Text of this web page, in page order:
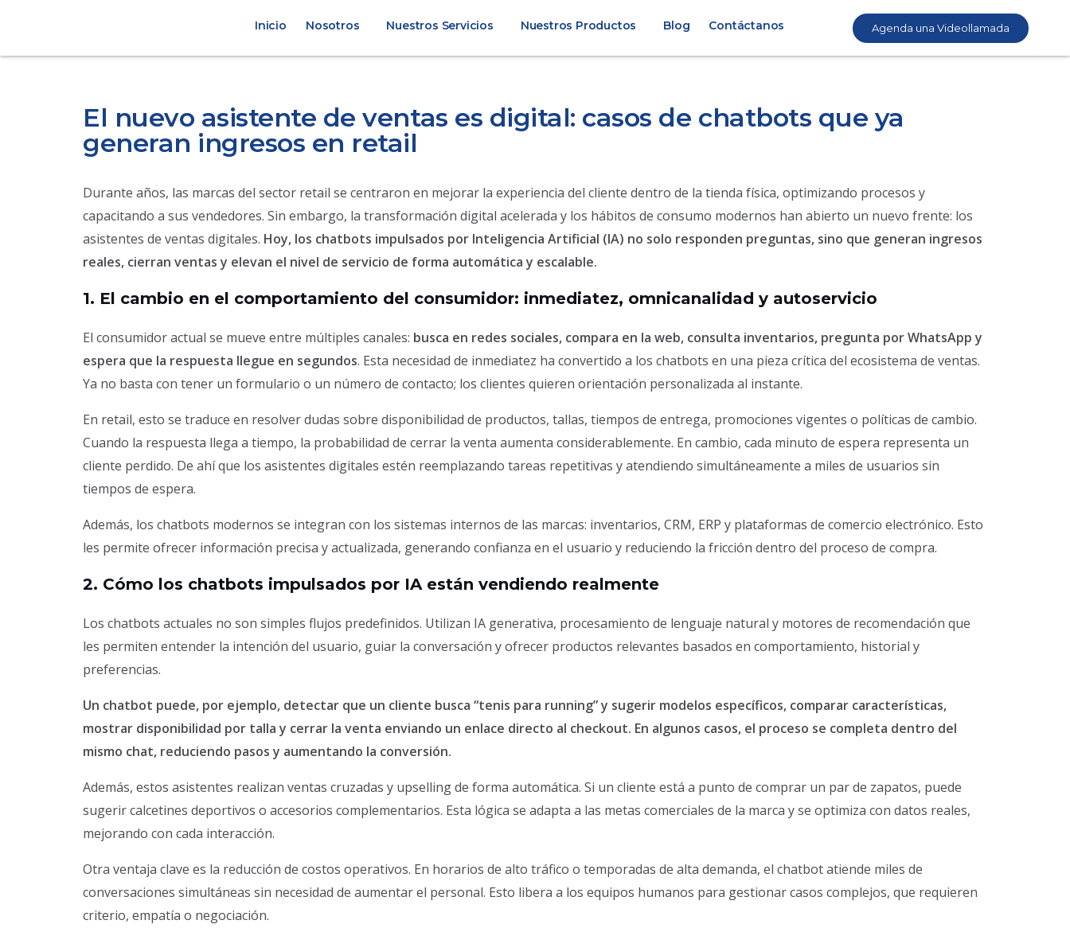
contenido
Inicio Nosotros Nuestros Servicios Nuestros Productos Blog Contáctanos Agenda una Videollamada
El nuevo asistente de ventas es digital: casos de chatbots que ya
generan ingresos en retail
Durante años, las marcas del sector retail se centraron en mejorar la experiencia del cliente dentro de la tienda física, optimizando procesos y
capacitando a sus vendedores. Sin embargo, la transformación digital acelerada y los hábitos de consumo modernos han abierto un nuevo frente: los
asistentes de ventas digitales. Hoy, los chatbots impulsados por Inteligencia Artificial (IA) no solo responden preguntas, sino que generan ingresos
reales, cierran ventas y elevan el nivel de servicio de forma automática y escalable.
1. El cambio en el comportamiento del consumidor: inmediatez, omnicanalidad y autoservicio
El consumidor actual se mueve entre múltiples canales: busca en redes sociales, compara en la web, consulta inventarios, pregunta por WhatsApp y
espera que la respuesta llegue en segundos. Esta necesidad de inmediatez ha convertido a los chatbots en una pieza crítica del ecosistema de ventas.
Ya no basta con tener un formulario o un número de contacto; los clientes quieren orientación personalizada al instante.
En retail, esto se traduce en resolver dudas sobre disponibilidad de productos, tallas, tiempos de entrega, promociones vigentes o políticas de cambio.
Cuando la respuesta llega a tiempo, la probabilidad de cerrar la venta aumenta considerablemente. En cambio, cada minuto de espera representa un
cliente perdido. De ahí que los asistentes digitales estén reemplazando tareas repetitivas y atendiendo simultáneamente a miles de usuarios sin
tiempos de espera.
Además, los chatbots modernos se integran con los sistemas internos de las marcas: inventarios, CRM, ERP y plataformas de comercio electrónico. Esto
les permite ofrecer información precisa y actualizada, generando confianza en el usuario y reduciendo la fricción dentro del proceso de compra.
2. Cómo los chatbots impulsados por IA están vendiendo realmente
Los chatbots actuales no son simples flujos predefinidos. Utilizan IA generativa, procesamiento de lenguaje natural y motores de recomendación que
les permiten entender la intención del usuario, guiar la conversación y ofrecer productos relevantes basados en comportamiento, historial y
preferencias.
Un chatbot puede, por ejemplo, detectar que un cliente busca “tenis para running” y sugerir modelos específicos, comparar características,
mostrar disponibilidad por talla y cerrar la venta enviando un enlace directo al checkout. En algunos casos, el proceso se completa dentro del
mismo chat, reduciendo pasos y aumentando la conversión.
Además, estos asistentes realizan ventas cruzadas y upselling de forma automática. Si un cliente está a punto de comprar un par de zapatos, puede
sugerir calcetines deportivos o accesorios complementarios. Esta lógica se adapta a las metas comerciales de la marca y se optimiza con datos reales,
mejorando con cada interacción.
Otra ventaja clave es la reducción de costos operativos. En horarios de alto tráfico o temporadas de alta demanda, el chatbot atiende miles de
conversaciones simultáneas sin necesidad de aumentar el personal. Esto libera a los equipos humanos para gestionar casos complejos, que requieren
criterio, empatía o negociación.
entradas